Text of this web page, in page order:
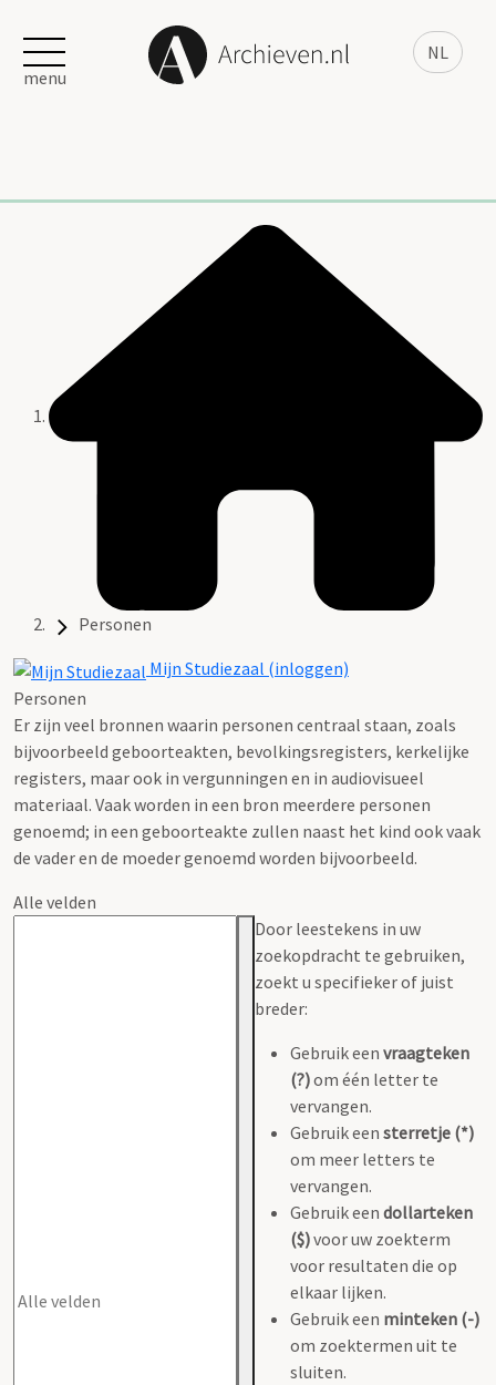
NL
menu
Personen
Mijn Studiezaal (inloggen)
Personen
Er zijn veel bronnen waarin personen centraal staan, zoals
bijvoorbeeld geboorteakten, bevolkingsregisters, kerkelijke
registers, maar ook in vergunningen en in audiovisueel
materiaal. Vaak worden in een bron meerdere personen
genoemd; in een geboorteakte zullen naast het kind ook vaak
de vader en de moeder genoemd worden bijvoorbeeld.
Alle velden
Door leestekens in uw
zoekopdracht te gebruiken,
zoekt u specifieker of juist
breder:
Gebruik een vraagteken
(?)om één letter te
vervangen.
Gebruik een sterretje (*)
om meer letters te
vervangen.
Gebruik een dollarteken
($)voor uw zoekterm
voor resultaten die op
elkaar lijken.
Gebruik een minteken (-)
om zoektermen uit te
sluiten.